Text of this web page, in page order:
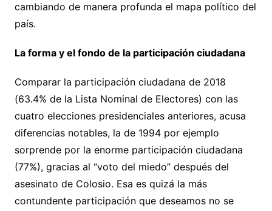
cambiando de manera profunda el mapa político del
país.
La forma y el fondo de la participación ciudadana
Comparar la participación ciudadana de 2018
(63.4% de la Lista Nominal de Electores) con las
cuatro elecciones presidenciales anteriores, acusa
diferencias notables, la de 1994 por ejemplo
sorprende por la enorme participación ciudadana
(77%), gracias al “voto del miedo” después del
asesinato de Colosio. Esa es quizá la más
contundente participación que deseamos no se